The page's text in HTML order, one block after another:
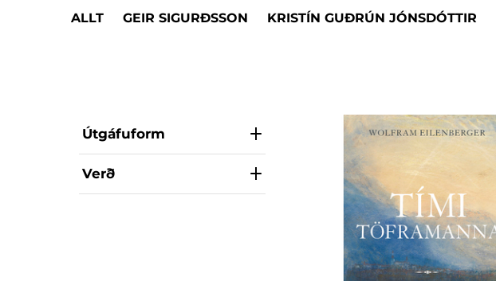
ALLT GEIR SIGURÐSSON KRISTÍN GUÐRÚN JÓNSDÓTTIR
Útgáfuform
Verð